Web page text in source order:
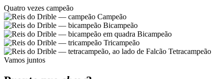
Quatro vezes campeão
Campeão
Bicampeão
Bicampeão
Tricampeão
Tetracampeão
Vamos juntos